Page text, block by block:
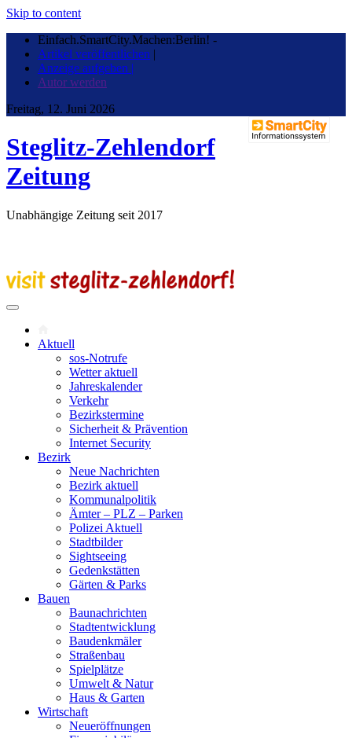
Skip to content
Einfach.SmartCity.Machen:Berlin! -
Artikel veröffentlichen |
Anzeige aufgeben |
Autor werden
Freitag, 12. Juni 2026
Steglitz-Zehlendorf
Zeitung
Unabhängige Zeitung seit 2017
Aktuell
sos-Notrufe
Wetter aktuell
Jahreskalender
Verkehr
Bezirkstermine
Sicherheit & Prävention
Internet Security
Bezirk
Neue Nachrichten
Bezirk aktuell
Kommunalpolitik
Ämter – PLZ – Parken
Polizei Aktuell
Stadtbilder
Sightseeing
Gedenkstätten
Gärten & Parks
Bauen
Baunachrichten
Stadtentwicklung
Baudenkmäler
Straßenbau
Spielplätze
Umwelt & Natur
Haus & Garten
Wirtschaft
Neueröffnungen